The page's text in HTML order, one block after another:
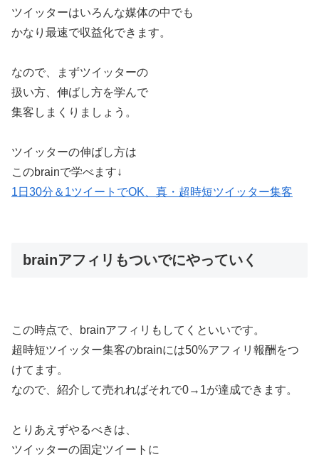
ツイッターはいろんな媒体の中でも
かなり最速で収益化できます。
なので、まずツイッターの
扱い方、伸ばし方を学んで
集客しまくりましょう。
ツイッターの伸ばし方は
このbrainで学べます↓
1日30分＆1ツイートでOK、真・超時短ツイッター集客
brainアフィリもついでにやっていく
この時点で、brainアフィリもしてくといいです。
超時短ツイッター集客のbrainには50%アフィリ報酬をつ
けてます。
なので、紹介して売れればそれで0→1が達成できます。
とりあえずやるべきは、
ツイッターの固定ツイートに